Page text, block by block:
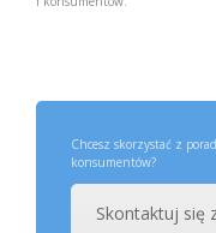
Chcesz skorzystać z
konsumentów?
Skontaktuj się